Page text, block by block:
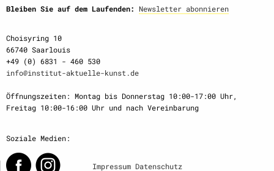
Bleiben Sie auf dem Laufenden: Newsletter abonnieren
Choisyring 10
66740 Saarlouis
+49 (0) 6831 - 460 530
info@institut-aktuelle-kunst.de
Öffnungszeiten: Montag bis Donnerstag 10:00-17:00 Uhr,
Freitag 10:00-16:00 Uhr und nach Vereinbarung
Soziale Medien:
Impressum Datenschutz